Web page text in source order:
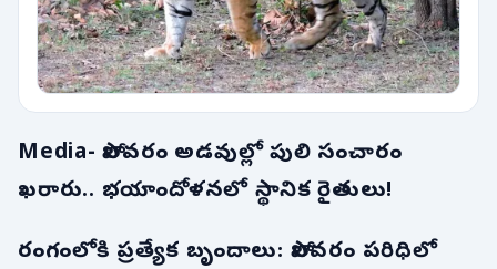
Media- పోలవరం అడవుల్లో పులి సంచారం
ఖరారు.. భయాందోళనలో స్థానిక రైతులు!
రంగంలోకి ప్రత్యేక బృందాలు: పోలవరం పరిధిలో